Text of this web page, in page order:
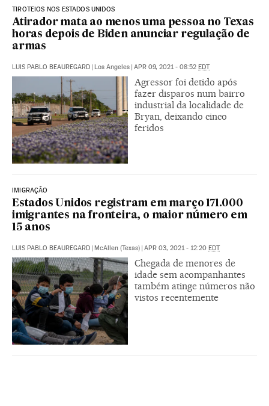
TIROTEIOS NOS ESTADOS UNIDOS
Atirador mata ao menos uma pessoa no Texas
horas depois de Biden anunciar regulação de
armas
LUIS PABLO BEAUREGARD | Los Angeles | APR 09, 2021 - 08:52 EDT
Agressor foi detido após
fazer disparos num bairro
industrial da localidade de
Bryan, deixando cinco
feridos
IMIGRAÇÃO
Estados Unidos registram em março 171.000
imigrantes na fronteira, o maior número em
15 anos
LUIS PABLO BEAUREGARD | McAllen (Texas) | APR 03, 2021 - 12:20 EDT
Chegada de menores de
idade sem acompanhantes
também atinge números não
vistos recentemente